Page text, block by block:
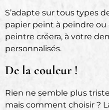
S’adapte sur tous types
papier peint à peindre
peintre créera, à votre
personnalisés.
De la couleur !
Rien ne semble plus
mais comment choisir ?